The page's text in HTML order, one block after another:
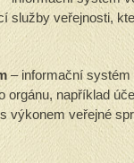
služby veřejnosti,
– informační
orgánu, například
výkonem veřejné